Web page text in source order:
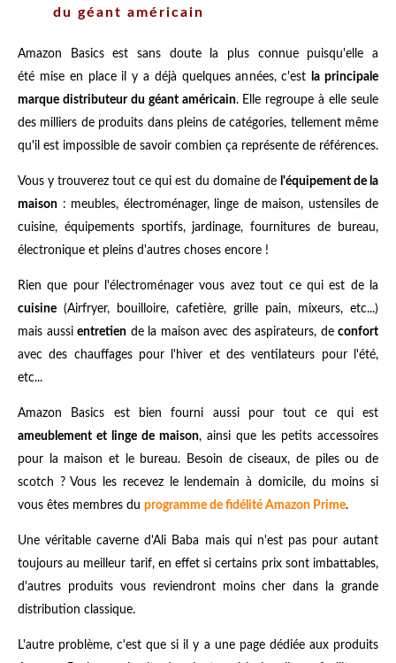
du géant américain
Amazon Basics est sans doute la plus connue puisqu'elle a
été mise en place il y a déjà quelques années, c'est
la principale
marque distributeur du géant américain. Elle regroupe à elle seule
des milliers de produits dans pleins de catégories, tellement même
qu'il est impossible de savoir combien ça représente de références.
Vous y trouverez tout ce qui est du domaine de l'équipement de la
maison : meubles, électroménager, linge de maison, ustensiles de
cuisine, équipements sportifs, jardinage, fournitures de bureau,
électronique et pleins d'autres choses encore !
Rien que pour l'électroménager vous avez tout ce qui est de la
cuisine (Airfryer, bouilloire, cafetière, grille pain, mixeurs, etc...)
mais aussi entretien de la maison avec des aspirateurs, de confort
avec des chauffages pour l'hiver et des ventilateurs pour l'été,
etc...
Amazon Basics est bien fourni aussi pour tout ce qui est
ameublement et linge de maison, ainsi que les petits accessoires
pour la maison et le bureau. Besoin de ciseaux, de piles ou de
scotch ? Vous les recevez le lendemain à domicile, du moins si
vous êtes membres du programme de fidélité Amazon Prime.
Une véritable caverne d'Ali Baba mais qui n'est pas pour autant
toujours au meilleur tarif, en effet si certains prix sont imbattables,
d'autres produits vous reviendront moins cher dans la grande
distribution classique.
L'autre problème, c'est que si il y a une page dédiée aux produits